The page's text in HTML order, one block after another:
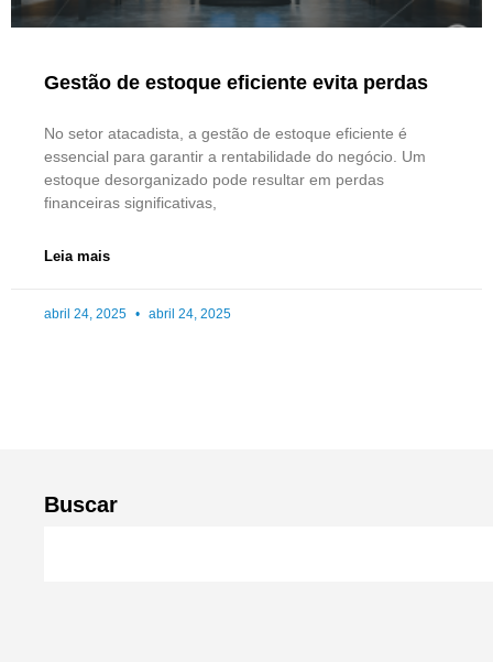
Buscar
Gestão de estoque eficiente evita perdas
No setor atacadista, a gestão de estoque eficiente é
essencial para garantir a rentabilidade do negócio. Um
estoque desorganizado pode resultar em perdas
financeiras significativas,
Leia mais
abril 24, 2025 abril 24, 2025